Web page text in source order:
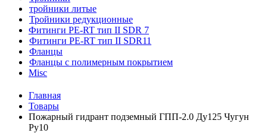
тройники литые
Тройники редукционные
Фитинги PE-RT тип II SDR 7
Фитинги PE-RT тип II SDR11
Фланцы
Фланцы с полимерным покрытием
Misc
Главная
Товары
Пожарный гидрант подземный ГПП-2.0 Ду125 Чугун
Ру10